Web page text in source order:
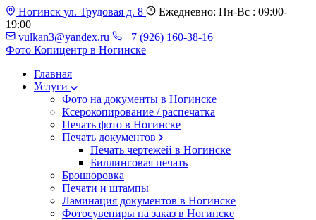
Ногинск ул. Трудовая д. 8
Ежедневно: Пн-Вс : 09:00-
19:00
vulkan3@yandex.ru
+7 (926) 160-38-16
Фото Копицентр в Ногинске
Главная
Услуги
Фото на документы в Ногинске
Ксерокопирование / распечатка
Печать фото в Ногинске
Печать документов
Печать чертежей в Ногинске
Биллинговая печать
Брошюровка
Печати и штампы
Ламинация документов в Ногинске
Фотосувениры на заказ в Ногинске